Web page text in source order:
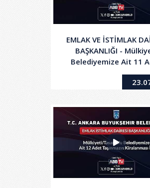
EMLAK VE İSTİMLAK
BAŞKANLIĞI -
Belediyemize Ait 11
(Arsa/Mesken/
Taşınmazın Satışı